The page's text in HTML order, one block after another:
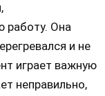
работу. Она
и не
играет важную
неправильно,